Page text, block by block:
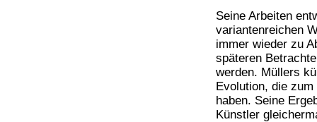
Seine Arbeiten
variantenreichen
immer wieder zu
späteren
werden. Müllers
Evolution, die
haben. Seine
Künstler